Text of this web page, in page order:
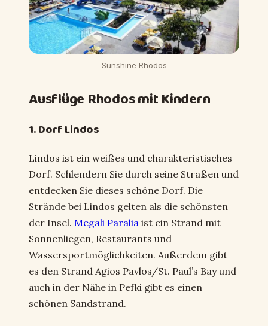
Sunshine Rhodos
Ausflüge Rhodos mit Kindern
1. Dorf Lindos
Lindos ist ein weißes und charakteristisches
Dorf. Schlendern Sie durch seine Straßen und
entdecken Sie dieses schöne Dorf. Die
Strände bei Lindos gelten als die schönsten
der Insel. Megali Paralia ist ein Strand mit
Sonnenliegen, Restaurants und
Wassersportmöglichkeiten. Außerdem gibt
es den Strand Agios Pavlos/St. Paul’s Bay und
auch in der Nähe in Pefki gibt es einen
schönen Sandstrand.